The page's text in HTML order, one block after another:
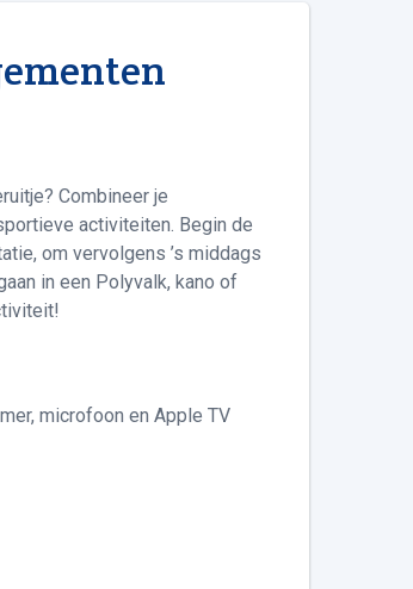
Combineer je
activiteiten. Begin de
om vervolgens ’s middags
in een Polyvalk, kano of
microfoon en Apple TV